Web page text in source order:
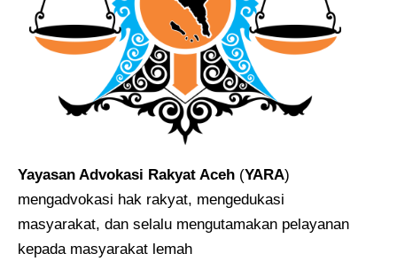
Yayasan Advokasi Rakyat Aceh (YARA)
mengadvokasi hak rakyat, mengedukasi
masyarakat, dan selalu mengutamakan pelayanan
kepada masyarakat lemah